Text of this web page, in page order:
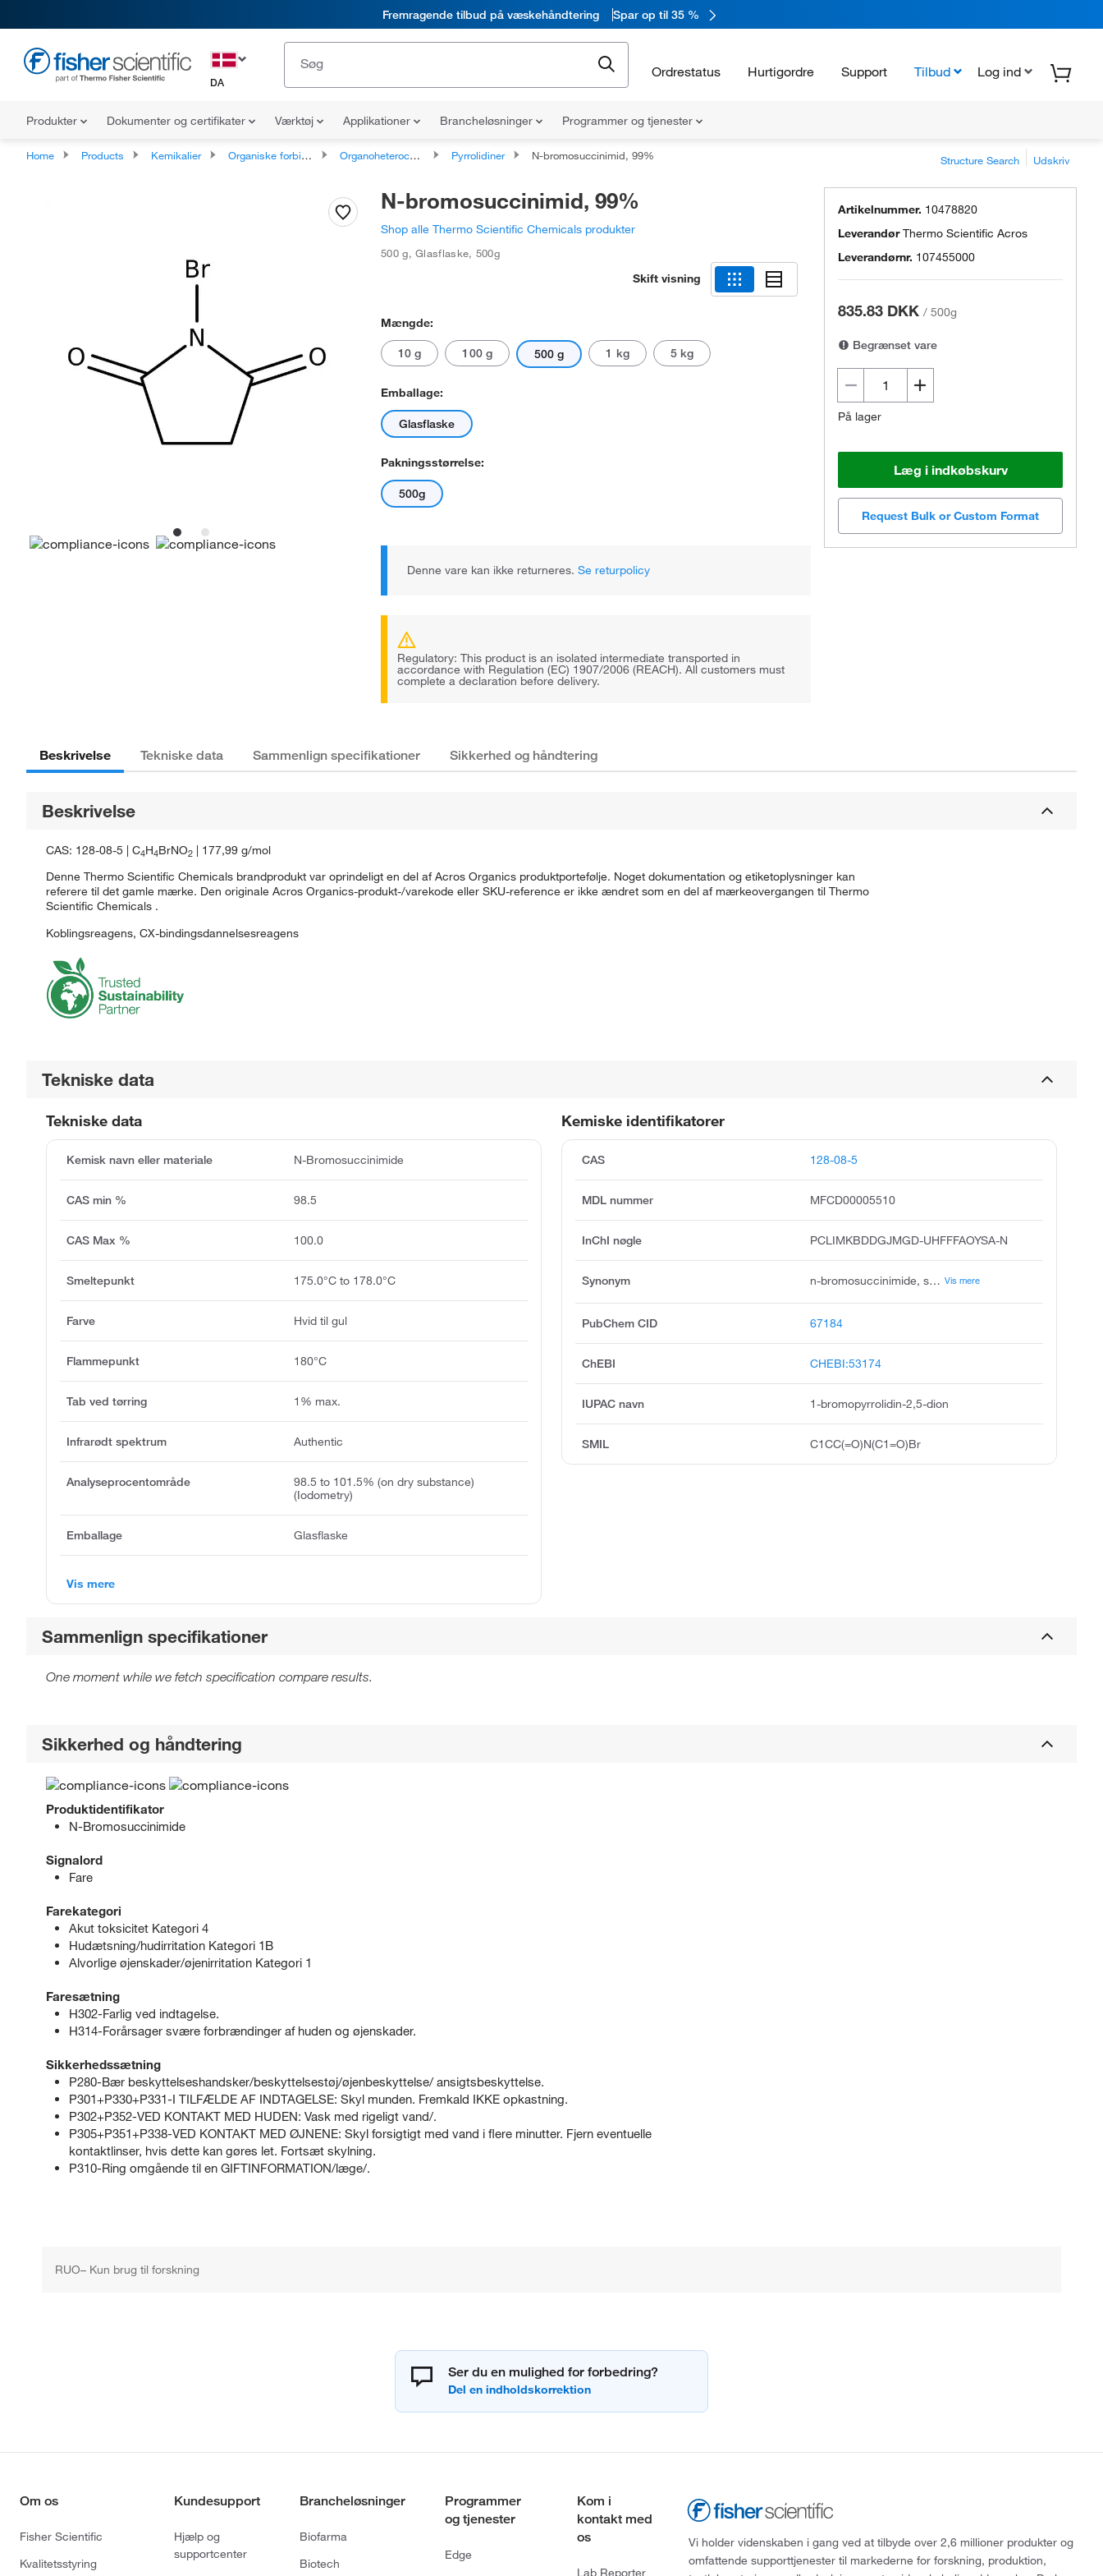
Fremragende tilbud på væskehåndtering Spar op til 35 %
DA
Ordrestatus Hurtigordre Support Tilbud Log ind
Produkter Dokumenter og certifikater Værktøj Applikationer Brancheløsninger Programmer og tjenester
Home Products Kemikalier Organiske forbindelser Organoheterocykliske forbindelser Pyrrolidiner N-bromosuccinimid, 99% Structure Search Udskriv
N-bromosuccinimid, 99%
Shop alle Thermo Scientific Chemicals produkter
500 g,Glasflaske, 500g
Skift visning
Mængde:
10 g 100 g 500 g 1 kg 5 kg
Emballage:
Glasflaske
Pakningsstørrelse:
500g
Denne vare kan ikke returneres. Se returpolicy
Regulatory: This product is an isolated intermediate transported in
accordance with Regulation (EC) 1907/2006 (REACH). All customers must
complete a declaration before delivery.
Artikelnummer. 10478820
LeverandørThermo Scientific Acros
Leverandørnr. 107455000
835.83 DKK / 500g
Begrænset vare
På lager
Læg i indkøbskurv
Request Bulk or Custom Format
Beskrivelse Tekniske data Sammenlign specifikationer Sikkerhed og håndtering
Beskrivelse
CAS: 128-08-5 | C4H4BrNO2 | 177,99 g/mol
Denne Thermo Scientific Chemicals brandprodukt var oprindeligt en del af Acros Organics produktportefølje. Noget dokumentation og etiketoplysninger kan
referere til det gamle mærke. Den originale Acros Organics-produkt-/varekode eller SKU-reference er ikke ændret som en del af mærkeovergangen til Thermo
Scientific Chemicals .
Koblingsreagens, CX-bindingsdannelsesreagens
Tekniske data
Kemiske identifikatorer
CAS 128-08-5
MDL nummer MFCD00005510
InChI nøgle PCLIMKBDDGJMGD-UHFFFAOYSA-N
Synonym n-bromosuccinimide, succinbromimide, succinbromide, succinibromimide, n-bromosuccimide, 2,5-pyrrolidinedione, 1-bromo, 1-bromo-2,5-pyrrolidinedione, bromosuccinimide, nbs, n-bromo succinimide Vis mere
PubChem CID 67184
ChEBI CHEBI:53174
IUPAC navn 1-bromopyrrolidin-2,5-dion
SMIL C1CC(=O)N(C1=O)Br
Tekniske data
Kemisk navn eller materiale N-Bromosuccinimide
CAS min % 98.5
CAS Max % 100.0
Smeltepunkt 175.0°C to 178.0°C
Farve Hvid til gul
Flammepunkt 180°C
Tab ved tørring 1% max.
Infrarødt spektrum Authentic
Analyseprocentområde
98.5 to 101.5% (on dry substance)
(Iodometry)
Emballage Glasflaske
Vis mere
Sammenlign specifikationer
One moment while we fetch specification compare results.
Sikkerhed og håndtering
Produktidentifikator
N-Bromosuccinimide
Signalord
Fare
Farekategori
Akut toksicitet Kategori 4
Hudætsning/hudirritation Kategori 1B
Alvorlige øjenskader/øjenirritation Kategori 1
Faresætning
H302-Farlig ved indtagelse.
H314-Forårsager svære forbrændinger af huden og øjenskader.
Sikkerhedssætning
P280-Bær beskyttelseshandsker/beskyttelsestøj/øjenbeskyttelse/ ansigtsbeskyttelse.
P301+P330+P331-I TILFÆLDE AF INDTAGELSE: Skyl munden. Fremkald IKKE opkastning.
P302+P352-VED KONTAKT MED HUDEN: Vask med rigeligt vand/.
P305+P351+P338-VED KONTAKT MED ØJNENE: Skyl forsigtigt med vand i flere minutter. Fjern eventuelle
kontaktlinser, hvis dette kan gøres let. Fortsæt skylning.
P310-Ring omgående til en GIFTINFORMATION/læge/.
RUO– Kun brug til forskning
Ser du en mulighed for forbedring?
Om os
Fisher Scientific
Kvalitetsstyring
Kundesupport
Hjælp og
supportcenter
Brancheløsninger
Biofarma
Biotech
Programmer
og tjenester
Edge
Kom i
kontakt med
os
Lab Reporter
Vi holder videnskaben i gang ved at tilbyde over 2,6 millioner produkter og
omfattende supporttjenester til markederne for forskning, produktion,